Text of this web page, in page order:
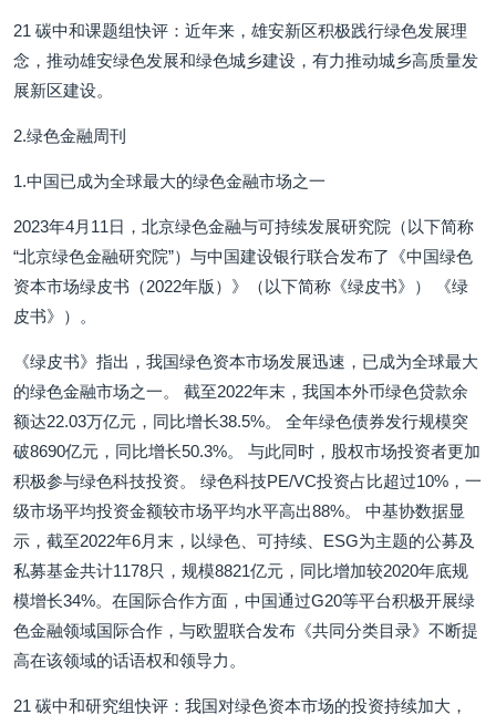
21 碳中和课题组快评：近年来，雄安新区积极践行绿色发展理
念，推动雄安绿色发展和绿色城乡建设，有力推动城乡高质量发
展新区建设。
2.绿色金融周刊
1.中国已成为全球最大的绿色金融市场之一
2023年4月11日，北京绿色金融与可持续发展研究院（以下简称
“北京绿色金融研究院”）与中国建设银行联合发布了《中国绿色
资本市场绿皮书（2022年版）》（以下简称《绿皮书》） 《绿
皮书》）。
《绿皮书》指出，我国绿色资本市场发展迅速，已成为全球最大
的绿色金融市场之一。 截至2022年末，我国本外币绿色贷款余
额达22.03万亿元，同比增长38.5%。 全年绿色债券发行规模突
破8690亿元，同比增长50.3%。 与此同时，股权市场投资者更加
积极参与绿色科技投资。 绿色科技PE/VC投资占比超过10%，一
级市场平均投资金额较市场平均水平高出88%。 中基协数据显
示，截至2022年6月末，以绿色、可持续、ESG为主题的公募及
私募基金共计1178只，规模8821亿元，同比增加较2020年底规
模增长34%。在国际合作方面，中国通过G20等平台积极开展绿
色金融领域国际合作，与欧盟联合发布《共同分类目录》不断提
高在该领域的话语权和领导力。
21 碳中和研究组快评：我国对绿色资本市场的投资持续加大，